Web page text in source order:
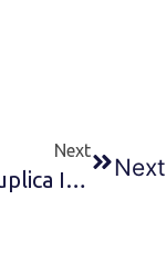
Next
Brasil Duplica Importações De Alumínio – Folha De São Paulo Next